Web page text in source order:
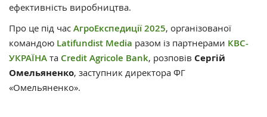
ефективність виробництва.
Про це під час АгроЕкспедиції 2025, організованої
командою Latifundist Media разом із партнерами КВС-
УКРАЇНА та Credit Agricole Bank, розповів Сергій
Омельяненко, заступник директора ФГ
«Омельяненко».